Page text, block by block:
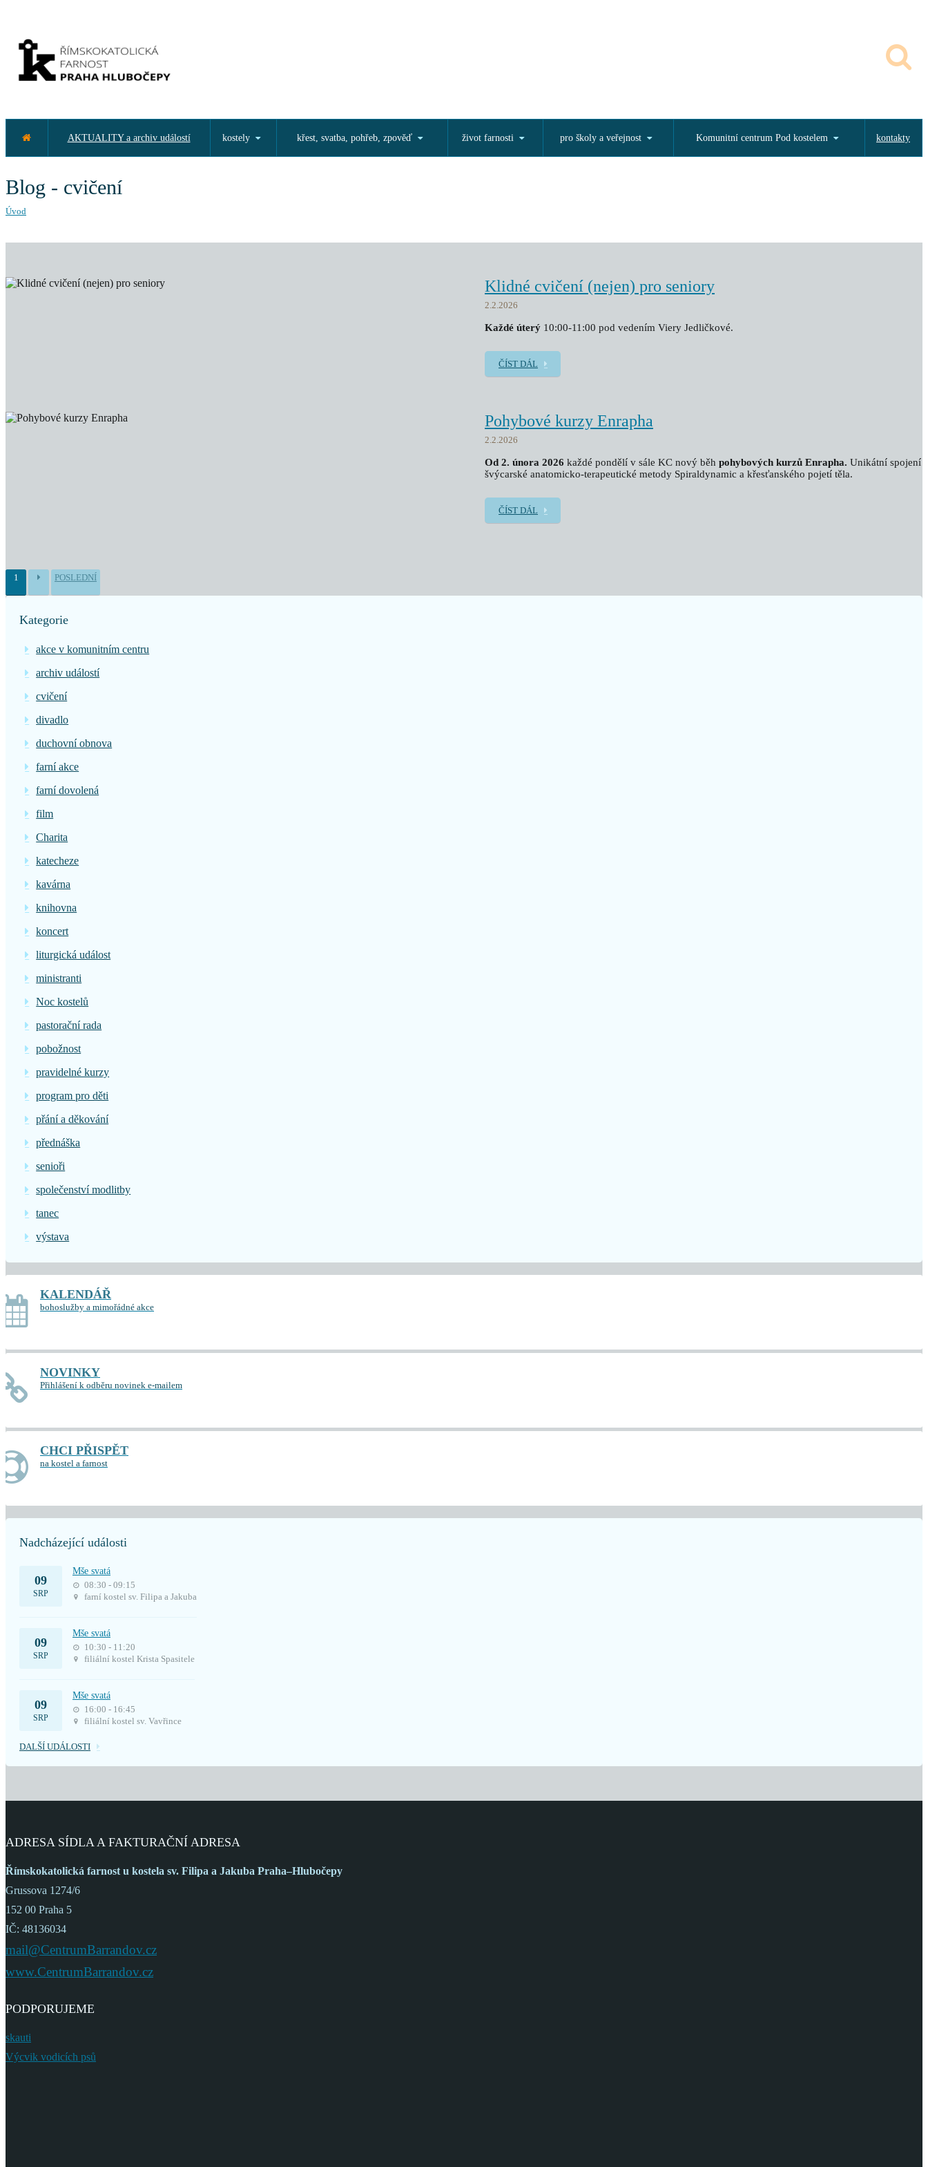
AKTUALITY a archiv událostí kostely křest, svatba, pohřeb, zpověď život farnosti pro školy a veřejnost Komunitní centrum Pod kostelem kontakty
Blog - cvičení
Úvod
Klidné cvičení (nejen) pro seniory
2.2.2026
Každé úterý 10:00-11:00 pod vedením Viery Jedličkové.
ČÍST DÁL
Pohybové kurzy Enrapha
2.2.2026
Od 2. února 2026 každé pondělí v sále KC nový běh pohybových kurzů Enrapha. Unikátní spojení
švýcarské anatomicko-terapeutické metody Spiraldynamic a křesťanského pojetí těla.
ČÍST DÁL
1 POSLEDNÍ
Kategorie
akce v komunitním centru
archiv událostí
cvičení
divadlo
duchovní obnova
farní akce
farní dovolená
film
Charita
katecheze
kavárna
knihovna
koncert
liturgická událost
ministranti
Noc kostelů
pastorační rada
pobožnost
pravidelné kurzy
program pro děti
přání a děkování
přednáška
senioři
společenství modlitby
tanec
výstava
KALENDÁŘ
bohoslužby a mimořádné akce
NOVINKY
Přihlášení k odběru novinek e-mailem
CHCI PŘISPĚT
na kostel a farnost
Nadcházející události
09
SRP
Mše svatá
08:30 - 09:15
farní kostel sv. Filipa a Jakuba
09
SRP
Mše svatá
10:30 - 11:20
filiální kostel Krista Spasitele
09
SRP
Mše svatá
16:00 - 16:45
filiální kostel sv. Vavřince
DALŠÍ UDÁLOSTI
ADRESA SÍDLA A FAKTURAČNÍ ADRESA
Římskokatolická farnost u kostela sv. Filipa a Jakuba Praha–Hlubočepy
Grussova 1274/6
152 00 Praha 5
IČ: 48136034
mail@CentrumBarrandov.cz
www.CentrumBarrandov.cz
PODPORUJEME
skauti
Výcvik vodicích psů